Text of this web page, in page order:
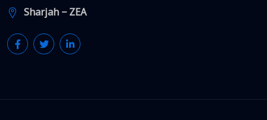
Sharjah − ZEA